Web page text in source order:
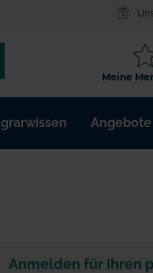
Meine
Angebote
Anmelden für Ihren